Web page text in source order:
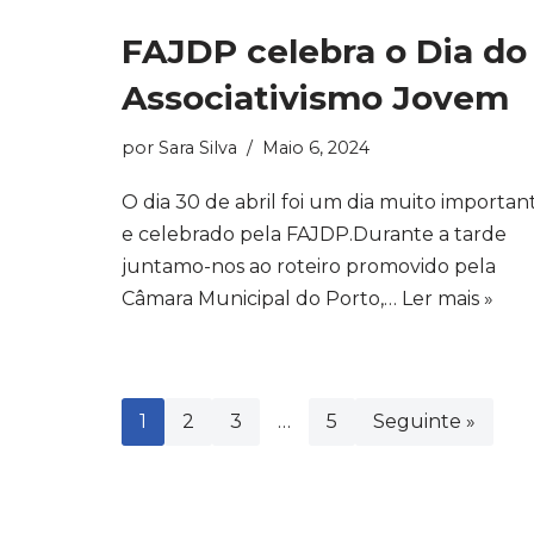
FAJDP celebra o Dia do
Associativismo Jovem
por Sara Silva Maio 6, 2024
O dia 30 de abril foi um dia muito
e celebrado pela FAJDP.Durante a tarde
juntamo-nos ao roteiro promovido pela
Câmara Municipal do Porto,… Ler mais »
1 2 3 … 5 Seguinte »